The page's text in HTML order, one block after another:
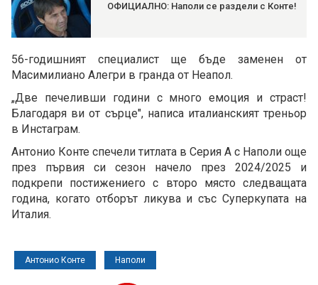
ОФИЦИАЛНО: Наполи се раздели с Конте!
56-годишният специалист ще бъде заменен от
Масимилиано Алегри в гранда от Неапол.
„Две печеливши години с много емоция и страст!
Благодаря ви от сърце", написа италианският треньор
в Инстаграм.
Антонио Конте спечели титлата в Серия А с Наполи още
през първия си сезон начело през 2024/2025 и
подкрепи постижениего с второ място следващата
година, когато отборът ликува и със Суперкупата на
Италия.
Антонио Конте Наполи